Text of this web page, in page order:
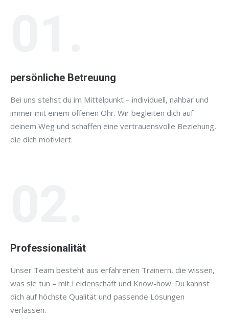
persönliche Betreuung
Bei uns stehst du im Mittelpunkt – individuell, nahbar und
immer mit einem offenen Ohr. Wir begleiten dich auf
deinem Weg und schaffen eine vertrauensvolle Beziehung,
die dich motiviert.
Professionalität
Unser Team besteht aus erfahrenen Trainern, die wissen,
was sie tun – mit Leidenschaft und Know-how. Du kannst
dich auf höchste Qualität und passende Lösungen
verlassen.